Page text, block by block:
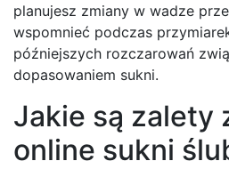
planujesz zmiany w wadze
wspomnieć podczas
późniejszych rozczarowań
dopasowaniem sukni.
Jakie są zalety
online sukni